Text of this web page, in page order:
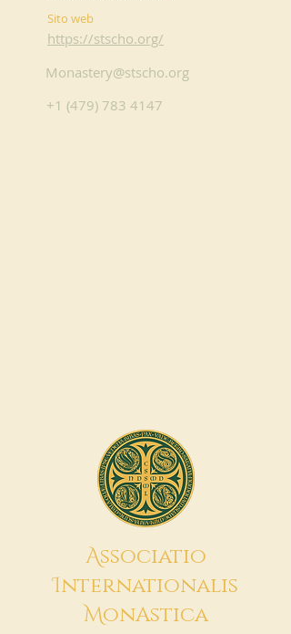
Sito web
https://stscho.org/
Monastery@stscho.org
+1 (479) 783 4147
Associatio
Internationalis
MonAstica